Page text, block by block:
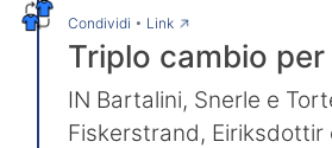
Condividi • Link→
Triplo cambio per
IN Bartalini, Snerle e
Fiskerstrand, Eiriksdottir